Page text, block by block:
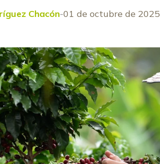
Chacón 01 de octubre de 2025